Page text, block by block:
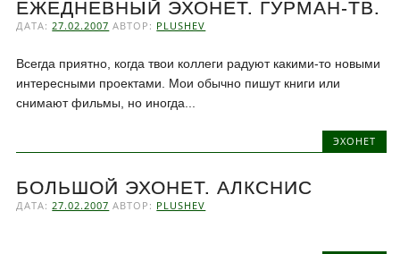
ЕЖЕДНЕВНЫЙ ЭХОНЕТ. ГУРМАН-ТВ.
ДАТА: 27.02.2007 АВТОР: PLUSHEV
Всегда приятно, когда твои коллеги радуют какими-то новыми
интересными проектами. Мои обычно пишут книги или
снимают фильмы, но иногда...
ЭХОНЕТ
БОЛЬШОЙ ЭХОНЕТ. АЛКСНИС
ДАТА:27.02.2007 АВТОР: PLUSHEV